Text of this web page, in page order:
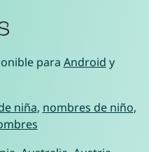
para Android y
niña, nombres de niño,